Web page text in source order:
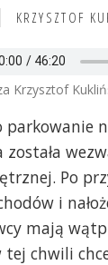
KRZYSZTOF
Krzysztof
parkowanie
została
Po
i
mają
tej chwili